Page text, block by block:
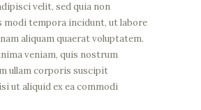
velit, sed quia non
modi tempora incidunt, ut labore
aliquam quaerat voluptatem.
veniam, quis nostrum
ullam corporis suscipit
ut aliquid ex ea commodi